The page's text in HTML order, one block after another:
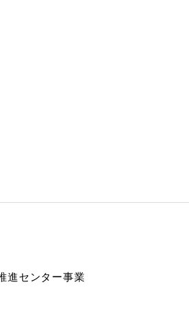
進センター事業